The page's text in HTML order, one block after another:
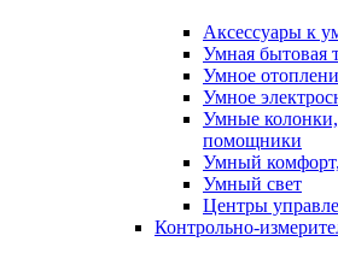
Аксессуары к
Умная бытовая
Умное
Умное
Умные
помощники
Умный комфорт,
Умный свет
Центры
Контрольно-